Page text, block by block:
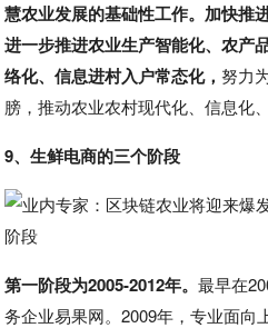
慧农业发展的基础性工作。加快推
进一步推进农业生产智能化、农产
络化、信息进村入户常态化，努力
膀，推动农业农村现代化、信息化
9、生鲜电商的三个阶段
第一阶段为2005-2012年。最早在
务企业易果网。2009年，专业面向